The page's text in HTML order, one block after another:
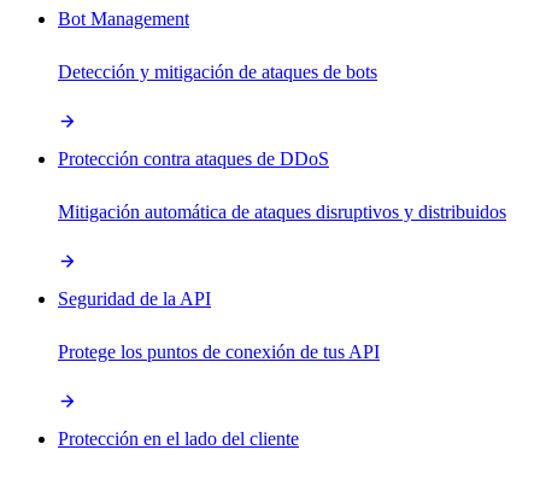
Bot Management
Detección y mitigación de ataques de bots
Protección contra ataques de DDoS
Mitigación automática de ataques disruptivos y distribuidos
Seguridad de la API
Protege los puntos de conexión de tus API
Protección en el lado del cliente